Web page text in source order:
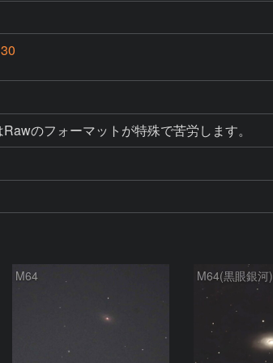
のフォーマットが特殊で苦労します。
M64 M64(黒眼銀河)